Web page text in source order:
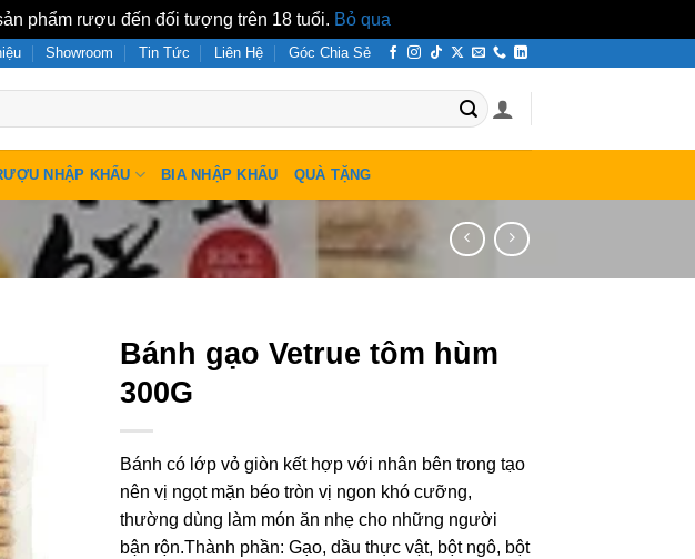
phẩm rượu đến đối tượng trên 18 tuổi. Bỏ qua
Showroom Tin Tức Liên Hệ Góc Chia Sẻ
NHẬP KHẨU BIA NHẬP KHẨU QUÀ TẶNG
Bánh gạo Vetrue tôm hùm
300G
Bánh có lớp vỏ giòn kết hợp với nhân bên trong tạo
nên vị ngọt mặn béo tròn vị ngon khó cưỡng,
thường dùng làm món ăn nhẹ cho những người
bận rộn.Thành phần: Gạo, dầu thực vật, bột ngô, bột